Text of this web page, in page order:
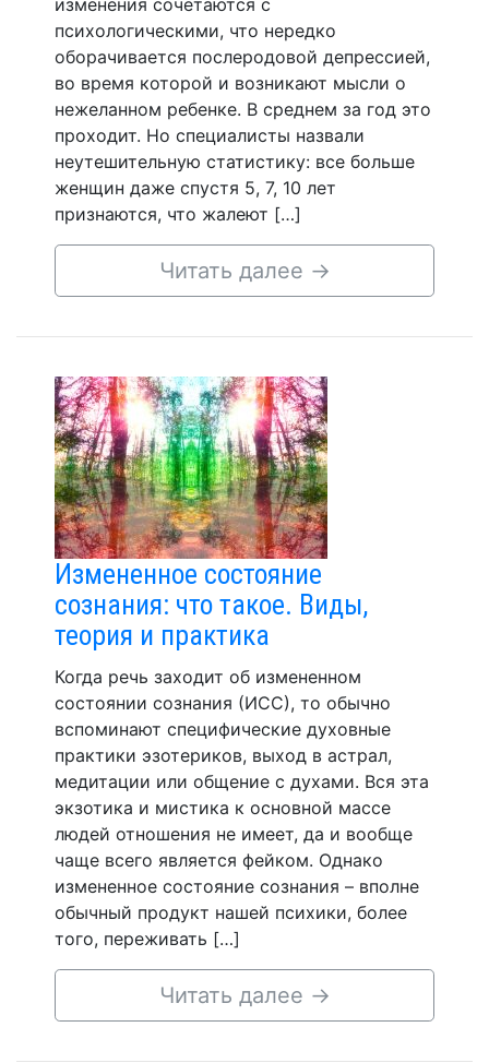
изменения сочетаются с
психологическими, что нередко
оборачивается послеродовой депрессией,
во время которой и возникают мысли о
нежеланном ребенке. В среднем за год это
проходит. Но специалисты назвали
неутешительную статистику: все больше
женщин даже спустя 5, 7, 10 лет
признаются, что жалеют […]
Читать далее →
Измененное состояние
сознания: что такое. Виды,
теория и практика
Когда речь заходит об измененном
состоянии сознания (ИСС), то обычно
вспоминают специфические духовные
практики эзотериков, выход в астрал,
медитации или общение с духами. Вся эта
экзотика и мистика к основной массе
людей отношения не имеет, да и вообще
чаще всего является фейком. Однако
измененное состояние сознания – вполне
обычный продукт нашей психики, более
того, переживать […]
Читать далее →